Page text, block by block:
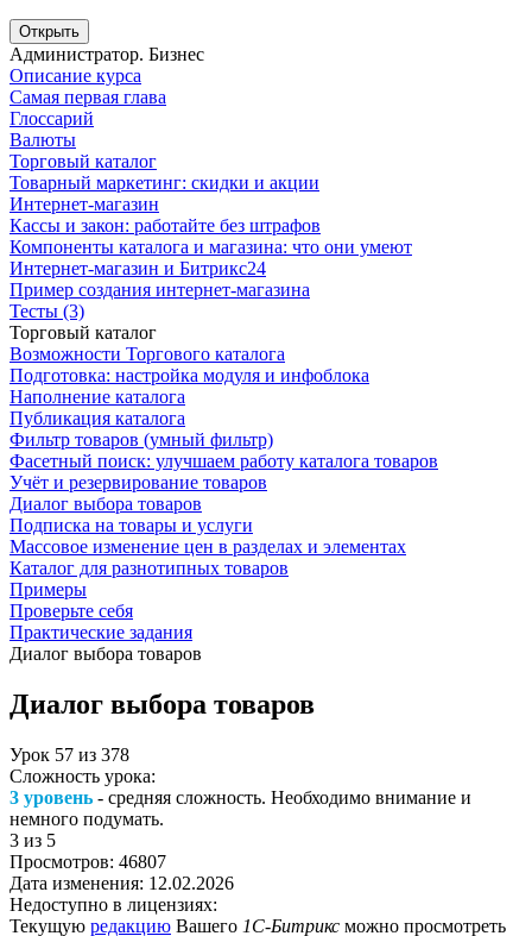
Открыть
Администратор. Бизнес
Описание курса
Самая первая глава
Глоссарий
Валюты
Торговый каталог
Товарный маркетинг: скидки и акции
Интернет-магазин
Кассы и закон: работайте без штрафов
Компоненты каталога и магазина: что они умеют
Интернет-магазин и Битрикс24
Пример создания интернет-магазина
Тесты (3)
Торговый каталог
Возможности Торгового каталога
Подготовка: настройка модуля и инфоблока
Наполнение каталога
Публикация каталога
Фильтр товаров (умный фильтр)
Фасетный поиск: улучшаем работу каталога товаров
Учёт и резервирование товаров
Диалог выбора товаров
Подписка на товары и услуги
Массовое изменение цен в разделах и элементах
Каталог для разнотипных товаров
Примеры
Проверьте себя
Практические задания
Диалог выбора товаров
Диалог выбора товаров
Урок 57 из 378
Сложность урока:
3 уровень - средняя сложность. Необходимо внимание и
немного подумать.
3 из 5
Просмотров: 46807
Дата изменения: 12.02.2026
Недоступно в лицензиях:
Текущую редакцию Вашего 1С-Битрикс можно просмотреть